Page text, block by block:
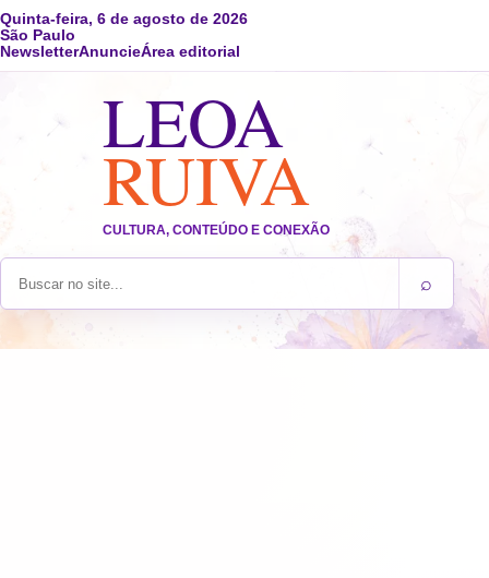
Quinta-feira, 6 de agosto de 2026
São Paulo
NewsletterAnuncieÁrea editorial
LEOA
RUIVA
CULTURA, CONTEÚDO E CONEXÃO
Buscar no site ⌕